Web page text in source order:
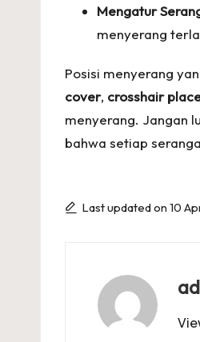
Mengatur
menyerang
Posisi menyerang
cover, crosshair
menyerang. Jangan
bahwa setiap
Last updated on 10